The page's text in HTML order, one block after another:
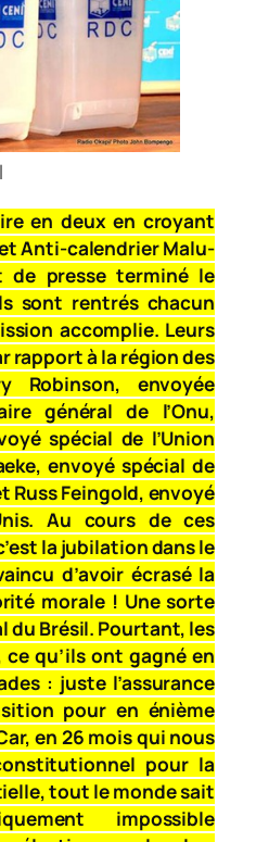
en deux en croyant
Anti-calendrier Malu-
presse terminé le
sont rentrés chacun
accomplie. Leurs
rapport à la région des
Robinson, envoyée
général de l’Onu,
spécial de l’Union
envoyé spécial de
Russ Feingold, envoyé
Au cours de ces
la jubilation dans le
d’avoir écrasé la
morale ! Une sorte
du Brésil. Pourtant, les
qu’ils ont gagné en
: juste l’assurance
pour en énième
en 26 mois qui nous
pour la
tout le monde sait
impossible